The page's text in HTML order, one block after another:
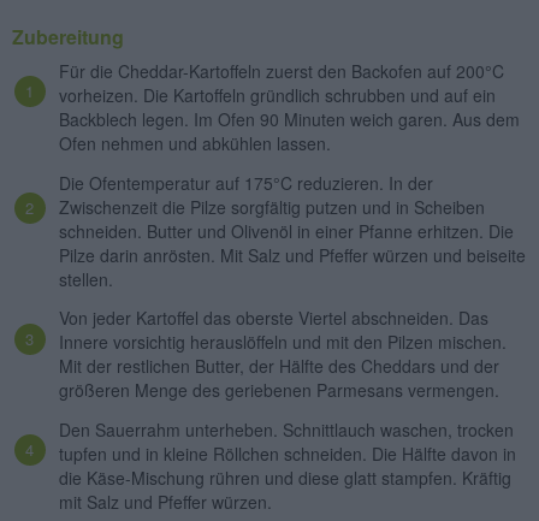
Zubereitung
Für die Cheddar-Kartoffeln zuerst den Backofen auf 200°C
vorheizen. Die Kartoffeln gründlich schrubben und auf ein
Backblech legen. Im Ofen 90 Minuten weich garen. Aus dem
Ofen nehmen und abkühlen lassen.
Die Ofentemperatur auf 175°C reduzieren. In der
Zwischenzeit die Pilze sorgfältig putzen und in Scheiben
schneiden. Butter und Olivenöl in einer Pfanne erhitzen. Die
Pilze darin anrösten. Mit Salz und Pfeffer würzen und beiseite
stellen.
Von jeder Kartoffel das oberste Viertel abschneiden. Das
Innere vorsichtig herauslöffeln und mit den Pilzen mischen.
Mit der restlichen Butter, der Hälfte des Cheddars und der
größeren Menge des geriebenen Parmesans vermengen.
Den Sauerrahm unterheben. Schnittlauch waschen, trocken
tupfen und in kleine Röllchen schneiden. Die Hälfte davon in
die Käse-Mischung rühren und diese glatt stampfen. Kräftig
mit Salz und Pfeffer würzen.